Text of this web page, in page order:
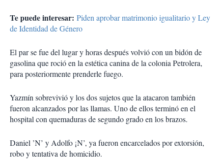
Te puede interesar: Piden aprobar matrimonio igualitario y Ley
de Identidad de Género
El par se fue del lugar y horas después volvió con un bidón de
gasolina que roció en la estética canina de la colonia Petrolera,
para posteriormente prenderle fuego.
Yazmín sobrevivió y los dos sujetos que la atacaron también
fueron alcanzados por las llamas. Uno de ellos terminó en el
hospital con quemaduras de segundo grado en los brazos.
Daniel ’N’ y Adolfo ¡N’, ya fueron encarcelados por extorsión,
robo y tentativa de homicidio.